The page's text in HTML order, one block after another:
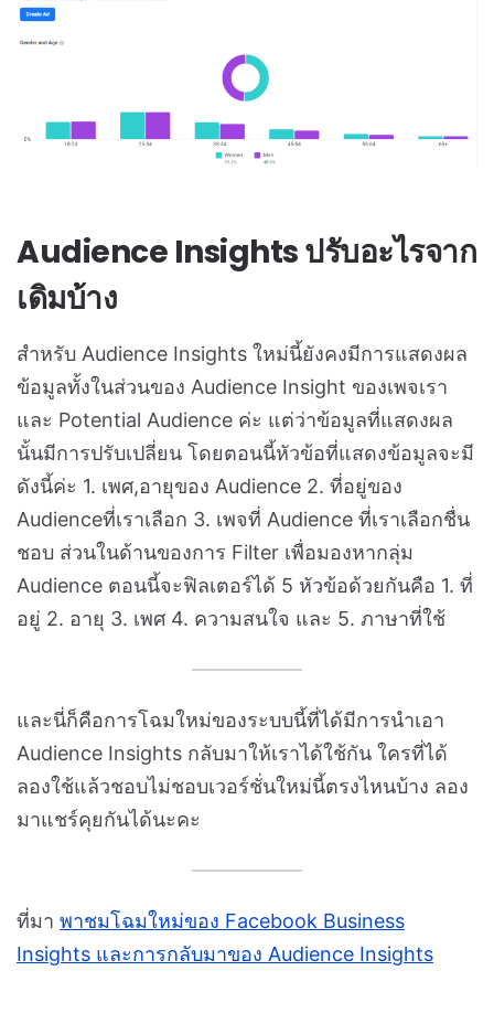
Audience Insights ปรับอะไรจาก
เดิมบ้าง
สำหรับ Audience Insights ใหม่นี้ยังคงมีการแสดงผล
ข้อมูลทั้งในส่วนของ Audience Insight ของเพจเรา
และ Potential Audience ค่ะ แต่ว่าข้อมูลที่แสดงผล
นั้นมีการปรับเปลี่ยน โดยตอนนี้หัวข้อที่แสดงข้อมูลจะมี
ดังนี้ค่ะ 1. เพศ,อายุของ Audience 2. ที่อยู่ของ
Audienceที่เราเลือก 3. เพจที่ Audience ที่เราเลือกชื่น
ชอบ ส่วนในด้านของการ Filter เพื่อมองหากลุ่ม
Audience ตอนนี้จะฟิลเตอร์ได้ 5 หัวข้อด้วยกันคือ 1. ที่
อยู่ 2. อายุ 3. เพศ 4. ความสนใจ และ 5. ภาษาที่ใช้
และนี่ก็คือการโฉมใหม่ของระบบนี้ที่ได้มีการนำเอา
Audience Insights กลับมาให้เราได้ใช้กัน ใครที่ได้
ลองใช้แล้วชอบไม่ชอบเวอร์ชั่นใหม่นี้ตรงไหนบ้าง ลอง
มาแชร์คุยกันได้นะคะ
ที่มา พาชมโฉมใหม่ของ Facebook Business
Insights และการกลับมาของ Audience Insights